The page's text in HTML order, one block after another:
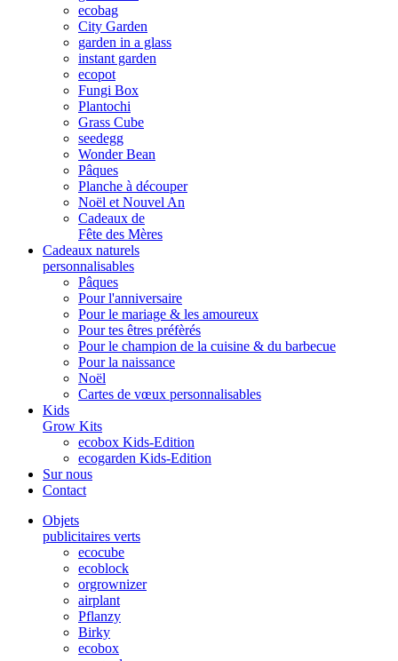
ecobag
City Garden
garden in a glass
instant garden
ecopot
Fungi Box
Plantochi
Grass Cube
seedegg
Wonder Bean
Pâques
Planche à découper
Noël et Nouvel An
Cadeaux de
Fête des Mères
Cadeaux naturels
personnalisables
Pâques
Pour l'anniversaire
Pour le mariage & les amoureux
Pour tes êtres préfèrés
Pour le champion de la cuisine & du barbecue
Pour la naissance
Noël
Cartes de vœux personnalisables
Kids
Grow Kits
ecobox Kids-Edition
ecogarden Kids-Edition
Sur nous
Contact
Objets
publicitaires verts
ecocube
ecoblock
orgrownizer
airplant
Pflanzy
Birky
ecobox